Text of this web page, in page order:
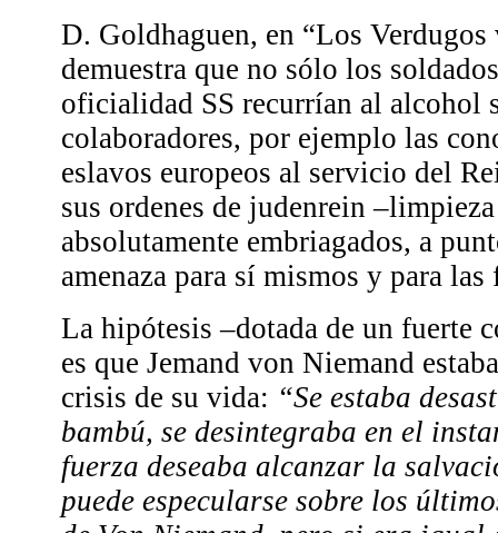
D. Goldhaguen, en “Los
demuestra que no sólo los
oficialidad SS recurrían al alcohol
colaboradores, por ejemplo las
eslavos europeos al servicio del
sus ordenes de judenrein
absolutamente embriagados, a
amenaza para sí mismos y para las
La hipótesis –dotada de un fuerte
es que Jemand von Niemand
crisis de su vida: “Se estaba
bambú, se desintegraba en el
fuerza deseaba alcanzar la
puede especularse sobre los